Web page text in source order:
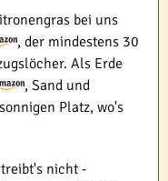
bei uns
, der mindestens 30
Als Erde
, Sand und
Platz, wo's
nicht -